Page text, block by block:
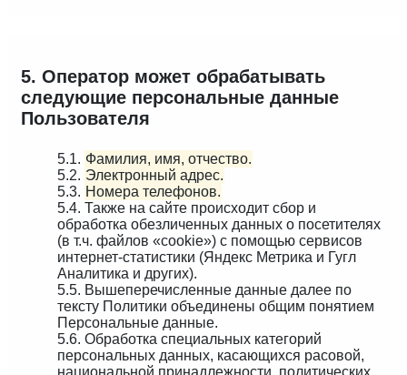
5. Оператор может обрабатывать
следующие персональные данные
Пользователя
5.1. Фамилия, имя, отчество.
5.2. Электронный адрес.
5.3. Номера телефонов.
5.4. Также на сайте происходит сбор и
обработка обезличенных данных о посетителях
(в т.ч. файлов «cookie») с помощью сервисов
интернет-статистики (Яндекс Метрика и Гугл
Аналитика и других).
5.5. Вышеперечисленные данные далее по
тексту Политики объединены общим понятием
Персональные данные.
5.6. Обработка специальных категорий
персональных данных, касающихся расовой,